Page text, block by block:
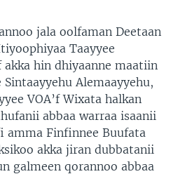
jala oolfaman Deetaan
Taayyee
akka hin dhiyaanne maatiin
Alemaayyehu,
VOA’f Wixata halkan
abbaa warraa isaanii
amma Finfinnee Buufata
akka jiran dubbatanii
galmeen qorannoo abbaa